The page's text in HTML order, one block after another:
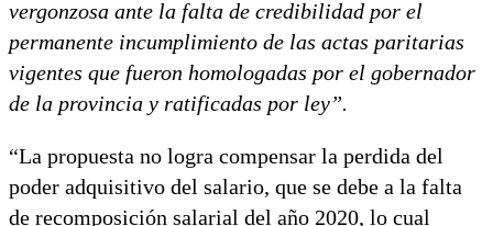
vergonzosa ante la falta de credibilidad por el
permanente incumplimiento de las actas paritarias
vigentes que fueron homologadas por el gobernador
de la provincia y ratificadas por ley”.
“La propuesta no logra compensar la perdida del
poder adquisitivo del salario, que se debe a la falta
de recomposición salarial del año 2020, lo cual